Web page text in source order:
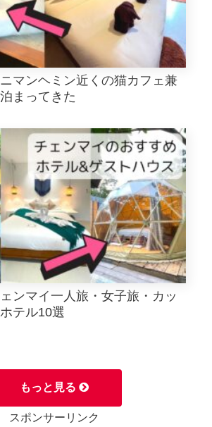
ニマンヘミン近くの猫カフェ兼
まってきた
ンマイ一人旅・女子旅・カッ
テル10選
もっと見る
スポンサーリンク